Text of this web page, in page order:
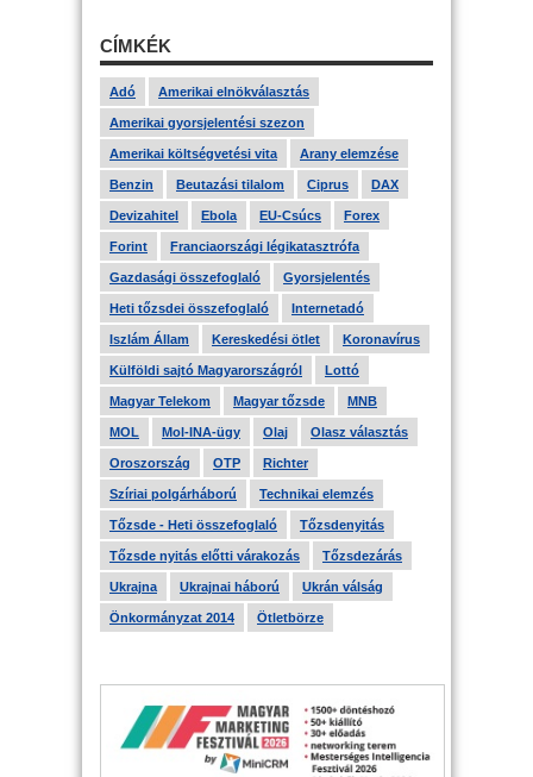
CÍMKÉK
Adó Amerikai elnökválasztás
Amerikai gyorsjelentési szezon
Amerikai költségvetési vita Arany elemzése
Benzin Beutazási tilalom Ciprus DAX
Devizahitel Ebola EU-Csúcs Forex
Forint Franciaországi légikatasztrófa
Gazdasági összefoglaló Gyorsjelentés
Heti tőzsdei összefoglaló Internetadó
Iszlám Állam Kereskedési ötlet Koronavírus
Külföldi sajtó Magyarországról Lottó
Magyar Telekom Magyar tőzsde MNB
MOL Mol-INA-ügy Olaj Olasz választás
Oroszország OTP Richter
Szíriai polgárháború Technikai elemzés
Tőzsde - Heti összefoglaló Tőzsdenyitás
Tőzsde nyitás előtti várakozás Tőzsdezárás
Ukrajna Ukrajnai háború Ukrán válság
Önkormányzat 2014 Ötletbörze